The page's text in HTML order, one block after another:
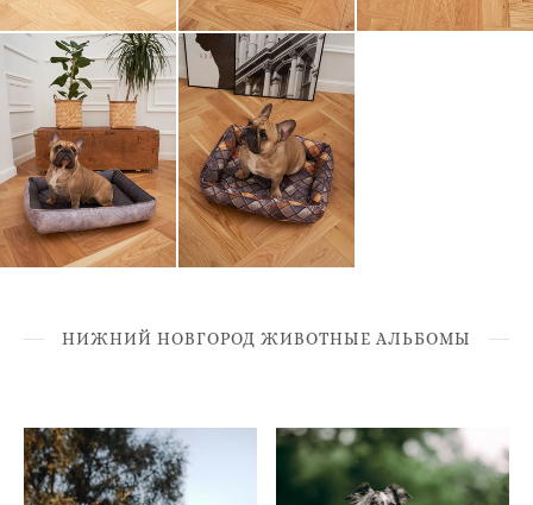
НИЖНИЙ НОВГОРОД ЖИВОТНЫЕ АЛЬБОМЫ